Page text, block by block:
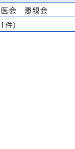
医会 懇親会
件)